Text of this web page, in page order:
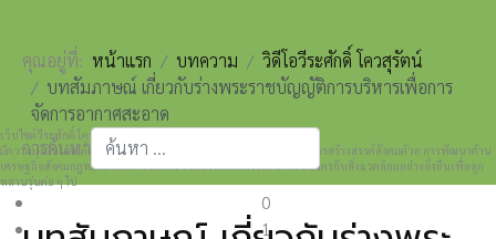
เว็บไซต์วีระศักดิ์ โควสุรัตน์ www.weerasak.org
มีความมุ่งมั่นเเละตั้งใจในการเผยแพร่เรื่องราวความรู้ความเข้าใจในการสร้างสรรค์สังคมด้วย การพัฒนาด้าน
เศรษฐกิจสังคมกฎหมายและการปกครอง เพื่อให้เกิดการพัฒนาที่เป็นมิตรกับสิ่งแวดล้อมอย่างยั่งยืนเพื่อลูก
หลานรุ่นต่อ ๆ ไป
0
1
คุณอยู่ที่: หน้าแรก บทความ
วิดีโอวีระศักดิ์ โควสุรัตน์
บทสัมภาษณ์ เกี่ยวกับร่างพระราชบัญญัติการบริหารเพื่อการ
จัดการอากาศสะอาด
การค้นหา
Type 2 or more characters for results.